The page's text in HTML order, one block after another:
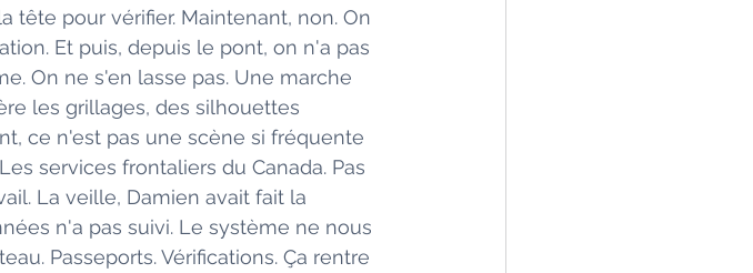
tête pour vérifier. Maintenant, non. On
Et puis, depuis le pont, on n'a pas
On ne s'en lasse pas. Une marche
les grillages, des silhouettes
ce n'est pas une scène si fréquente
services frontaliers du Canada. Pas
La veille, Damien avait fait la
n'a pas suivi. Le système ne nous
Passeports. Vérifications. Ça rentre